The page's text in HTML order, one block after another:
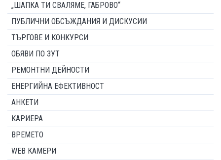
„ШАПКА ТИ СВАЛЯМЕ, ГАБРОВО“
ПУБЛИЧНИ ОБСЪЖДАНИЯ И ДИСКУСИИ
ТЪРГОВЕ И КОНКУРСИ
ОБЯВИ ПО ЗУТ
РЕМОНТНИ ДЕЙНОСТИ
ЕНЕРГИЙНА ЕФЕКТИВНОСТ
АНКЕТИ
КАРИЕРА
ВРЕМЕТО
WEB КАМЕРИ